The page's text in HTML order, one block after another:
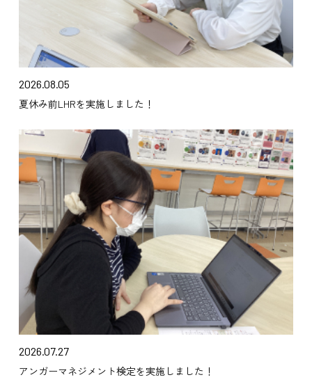
2026.08.05
夏休み前LHRを実施しました！
2026.07.27
アンガーマネジメント検定を実施しました！